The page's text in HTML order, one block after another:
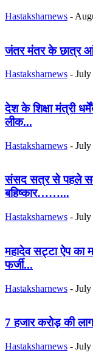
Hastaksharnews -
जंतर मंतर के छात्र
Hastaksharnews - July
देश के शिक्षा मंत्री
लीक...
Hastaksharnews - July
संसद सत्र से पहले
बहिष्कार……...
Hastaksharnews - July
महादेव सट्टा ऐप का
फर्जी...
Hastaksharnews - July
7 हजार करोड़ की
Hastaksharnews - July